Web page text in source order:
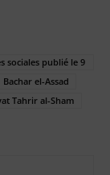
sociales publié le 9
Bachar el-Assad
Tahrir al-Sham